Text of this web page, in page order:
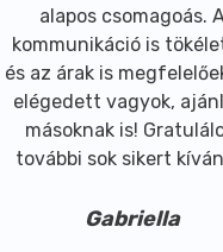
alapos csomagoás.
kommunikáció is
és az árak is
elégedett vagyok,
másoknak is!
további sok sikert
Gabriella